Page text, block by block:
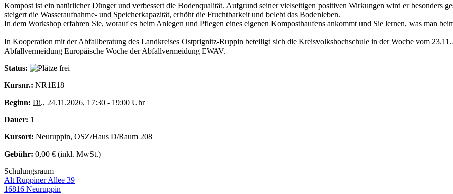
Kompost ist ein natürlicher Dünger und verbessert die Bodenqualität. Aufgrund seiner vielseitigen positiven Wirkungen wird er besonders
steigert die Wasseraufnahme- und Speicherkapazität, erhöht die Fruchtbarkeit und belebt das Bodenleben.
In dem Workshop erfahren Sie, worauf es beim Anlegen und Pflegen eines eigenen Komposthaufens ankommt und Sie lernen, was man
In Kooperation mit der Abfallberatung des Landkreises Ostprignitz-Ruppin beteiligt sich die Kreisvolkshochschule in der Woche vom
Abfallvermeidung Europäische Woche der Abfallvermeidung EWAV.
Status:
Kursnr.: NR1E18
Beginn: Di., 24.11.2026, 17:30 - 19:00 Uhr
Dauer: 1
Kursort: Neuruppin, OSZ/Haus D/Raum 208
Gebühr: 0,00 € (inkl. MwSt.)
Schulungsraum
Alt Ruppiner Allee 39
16816 Neuruppin